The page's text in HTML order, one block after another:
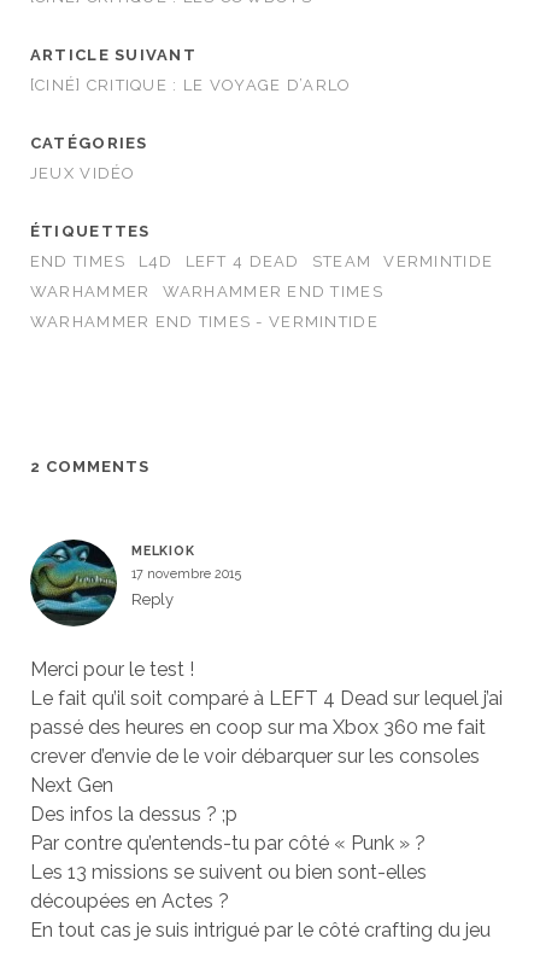
ARTICLE SUIVANT
[CINÉ] CRITIQUE : LE VOYAGE D’ARLO
CATÉGORIES
JEUX VIDÉO
ÉTIQUETTES
END TIMES
L4D LEFT 4 DEAD STEAM
VERMINTIDE
WARHAMMER
WARHAMMER END TIMES
WARHAMMER END TIMES - VERMINTIDE
2 COMMENTS
MELKIOK
17 novembre 2015
Reply
Merci pour le test !
Le fait qu’il soit comparé à LEFT 4 Dead sur lequel j’ai
passé des heures en coop sur ma Xbox 360 me fait
crever d’envie de le voir débarquer sur les consoles
Next Gen
Des infos la dessus ? ;p
Par contre qu’entends-tu par côté « Punk » ?
Les 13 missions se suivent ou bien sont-elles
découpées en Actes ?
En tout cas je suis intrigué par le côté crafting du jeu